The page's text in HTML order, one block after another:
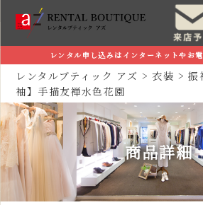
レンタル申し込みはインターネットやお
レンタルブティック アズ >衣装 >振
袖】手描友禅水色花園
商品詳細